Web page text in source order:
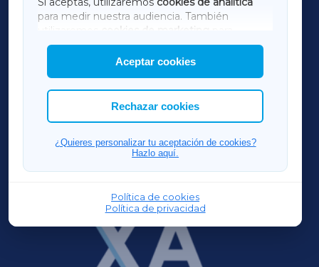
para medir nuestra audiencia. También
utilizaremos
cookies de marketing
mostrar publicidad de terceros.
Asimismo, puedes personalizar la elección de
las cookies que deseas permitir.
Aceptar cookies
Rechazar cookies
¿Quieres personalizar tu aceptación de cookies?
Hazlo aquí.
Política de cookies
Política de privacidad
AMARIÑAXA
RIBEIRASACRAXA
ACORUÑAXA
FERROLXA
OURENSEXA